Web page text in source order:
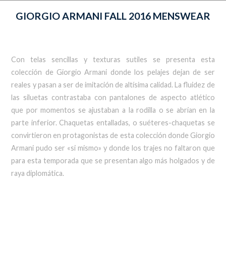
GIORGIO ARMANI FALL 2016 MENSWEAR
Con telas sencillas y texturas sutiles se presenta esta
colección de Giorgio Armani donde los pelajes dejan de ser
reales y pasan a ser de imitación de altísima calidad. La fluidez de
las siluetas contrastaba con pantalones de aspecto atlético
que por momentos se ajustaban a la rodilla o se abrían en la
parte inferior. Chaquetas entalladas, o suéteres-chaquetas se
convirtieron en protagonistas de esta colección donde Giorgio
Armani pudo ser «si mismo» y donde los trajes no faltaron que
para esta temporada que se presentan algo más holgados y de
raya diplomática.